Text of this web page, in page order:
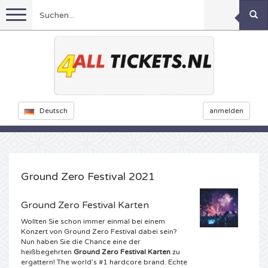
Deutsch anmelden
Menu
Feyenoord Karten
Ajax Karten
England
Spanien
Konzerte
Kensington Karten
Snoop Dogg Karten
Feste
DGTL Karten
Awakenings Karten
Kickboxen
Rugby
Armin van Buuren karten
Reverze Karten
Theater
TAFKAL Karten
Andere
Ground Zero Festival 2021
Ground Zero Festival Karten
Wollten Sie schon immer einmal bei einem
Konzert von Ground Zero Festival dabei sein?
Nun haben Sie die Chance eine der
heißbegehrten Ground Zero Festival Karten zu
ergattern! The world’s #1 hardcore brand. Echte